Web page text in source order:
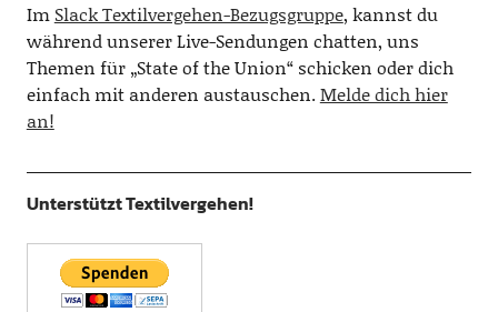
Im Slack Textilvergehen-Bezugsgruppe, kannst du
während unserer Live-Sendungen chatten, uns
Themen für „State of the Union“ schicken oder dich
einfach mit anderen austauschen.Melde dich hier
an!
Unterstützt Textilvergehen!